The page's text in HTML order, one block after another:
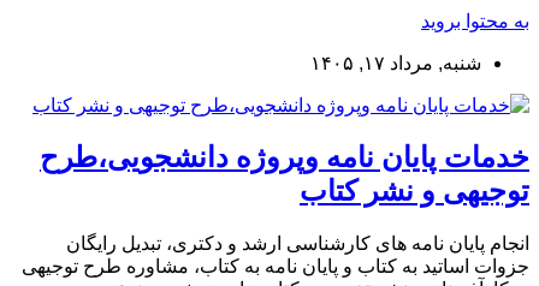
به محتوا بروید
شنبه, مرداد ۱۷, ۱۴۰۵
خدمات پایان نامه وپروژه دانشجویی،طرح
توجیهی و نشر کتاب
انجام پایان نامه های کارشناسی ارشد و دکتری، تبدیل رایگان
جزوات اساتید به کتاب و پایان نامه به کتاب، مشاوره طرح توجیهی